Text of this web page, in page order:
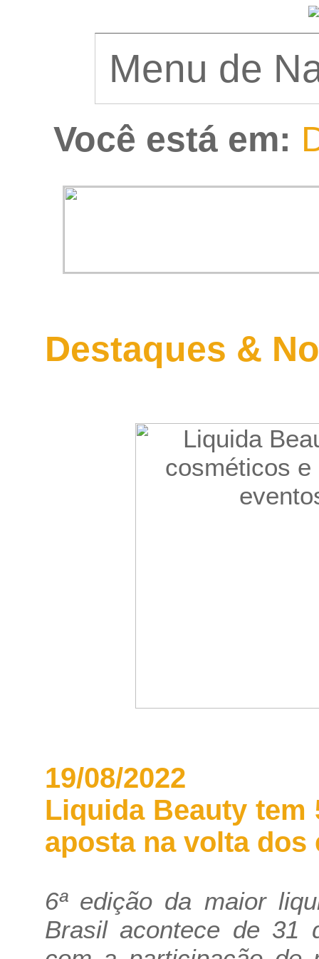
Você está em:
Destaques &
19/08/2022
Liquida Beauty tem
aposta na volta
6ª edição da maior
Brasil acontece de 31